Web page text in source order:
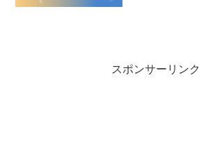
スポンサーリンク